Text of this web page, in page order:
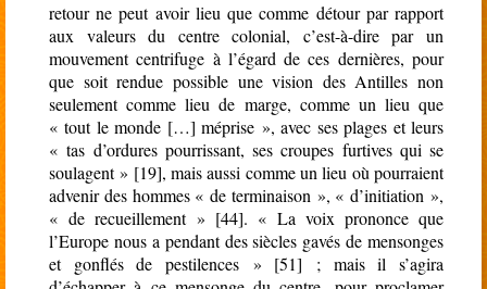
retour ne peut avoir lieu que comme détour par rapport
aux valeurs du centre colonial, c’est-à-dire par un
mouvement centrifuge à l’égard de ces dernières, pour
que soit rendue possible une vision des Antilles non
seulement comme lieu de marge, comme un lieu que
« tout le monde […] méprise », avec ses plages et leurs
« tas d’ordures pourrissant, ses croupes furtives qui se
soulagent » [19], mais aussi comme un lieu où pourraient
advenir des hommes « de terminaison », « d’initiation »,
« de recueillement » [44]. « La voix prononce que
l’Europe nous a pendant des siècles gavés de mensonges
et gonflés de pestilences » [51] ; mais il s’agira